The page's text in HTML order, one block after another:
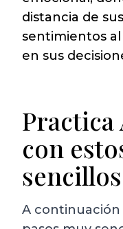
distancia de
sentimientos al
en sus
con
A